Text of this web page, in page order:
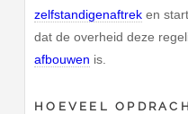
zelfstandigenaftrek en
dat de overheid deze
afbouwen is.
HOEVEEL